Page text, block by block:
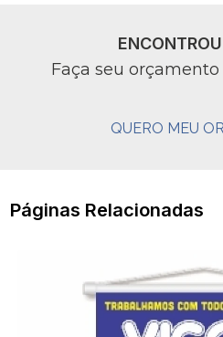
Faça seu
QUERO MEU
Páginas Relacionadas